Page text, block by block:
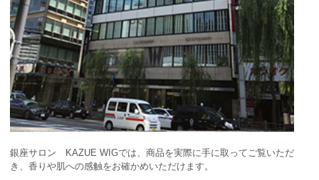
銀座サロン KAZUE WIGでは、商品を実際に手に取ってご覧いただ
き、香りや肌への感触をお確かめいただけます。